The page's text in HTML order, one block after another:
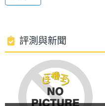
GPS 導航加強版：相片
碼導航
在功能面上，glofiish
ROM儲
記憶卡 microSD(TF)
電池容
1530 mAh(毫
最大通
6 HR(小時)
評測與新聞